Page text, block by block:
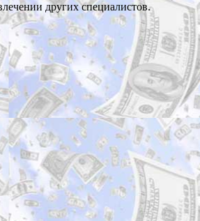
других специалистов.